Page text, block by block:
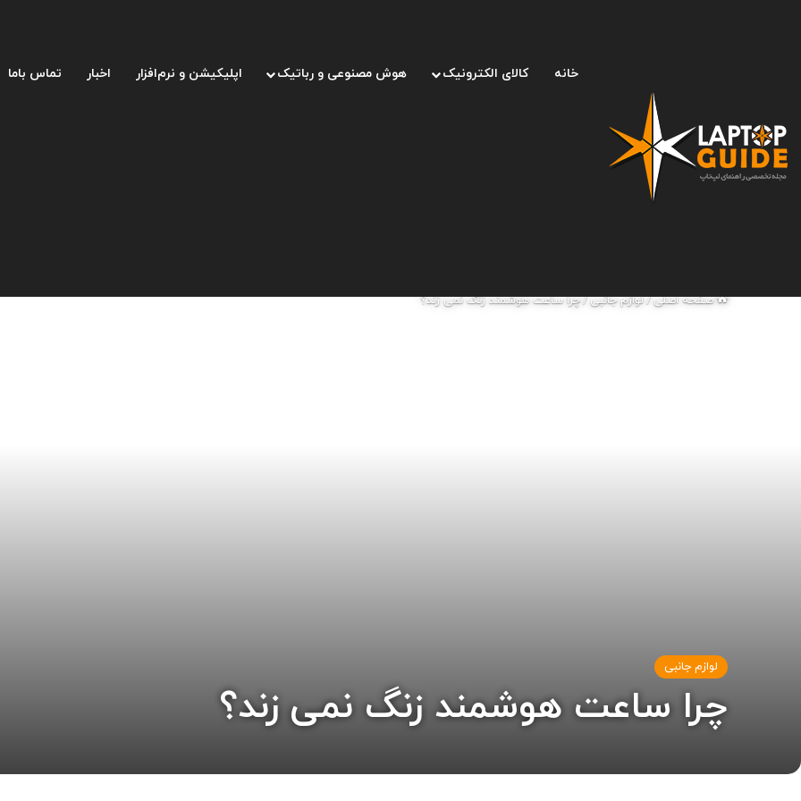
خانه کالای الکترونیک هوش مصنوعی و رباتیک اپلیکیشن و نرم‌افزار اخبار تماس باما
صفحه اصلی/لوازم جانبی/چرا ساعت هوشمند زنگ نمی زند؟
لوازم جانبی
چرا ساعت هوشمند زنگ نمی زند؟